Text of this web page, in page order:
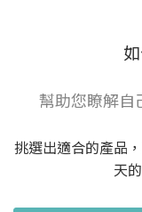
幫助您瞭解自
挑選出適合的產品
天